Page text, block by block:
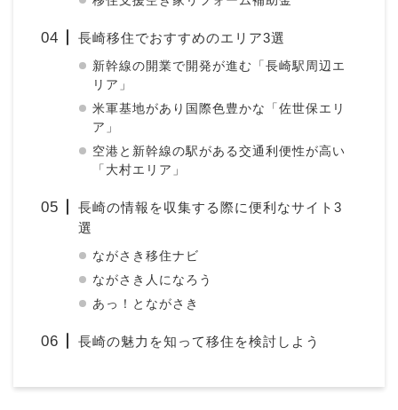
長崎移住でおすすめのエリア3選
新幹線の開業で開発が進む「長崎駅周辺エ
リア」
米軍基地があり国際色豊かな「佐世保エリ
ア」
空港と新幹線の駅がある交通利便性が高い
「大村エリア」
長崎の情報を収集する際に便利なサイト3
選
ながさき移住ナビ
ながさき人になろう
あっ！とながさき
長崎の魅力を知って移住を検討しよう